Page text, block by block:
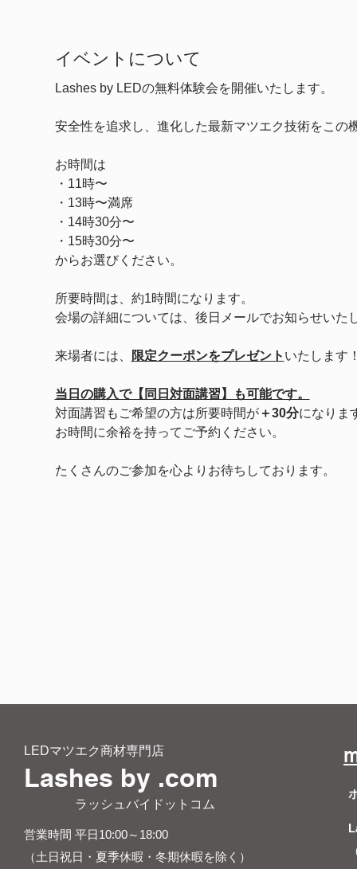
イベントについて
Lashes by LEDの無料体験会を開催いたします。
安全性を追求し、進化した最新マツエク技術をこの
お時間は
・11時〜
・13時〜満席
・14時30分〜
・15時30分〜
からお選びください。
所要時間は、約1時間になります。
会場の詳細については、後日メールでお知らせいた
来場者には、 限定クーポンをプレゼント いたします
当日の購入で【同日対面講習】も可能です。
対面講習もご希望の方は所要時間が＋30分になりま
お時間に余裕を持ってご予約ください。
たくさんのご参加を心よりお待ちしております。
LEDマツエク商材専門店
Lashes by .com
​ ラッシュバイドットコム
営業時間 平日10:00～18:00
（土日祝日・夏季休暇・冬期休暇を除く）